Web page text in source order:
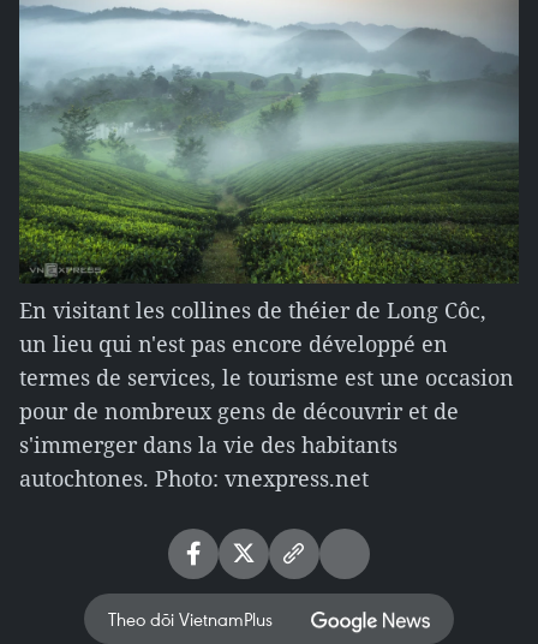
En visitant les collines de théier de Long Côc,
un lieu qui n'est pas encore développé en
termes de services, le tourisme est une occasion
pour de nombreux gens de découvrir et de
s'immerger dans la vie des habitants
autochtones. Photo: vnexpress.net
Theo dõi VietnamPlus